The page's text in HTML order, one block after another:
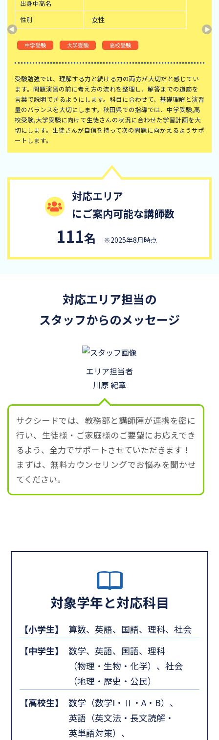
出身中高名
性別
女性
中学受験 大学受験 高校受験
受験勉強では、理解する力と続ける力の両方が大切だと感じてい
ます。問題演習の前に考え方の流れを整理し、解答までの道筋を
言葉で説明できるようにします。科目に合わせて、基礎理解と演習
量のバランスを大切にします。秋田県での指導では、中学受験,高
校受験,大学受験に向けて生徒さんの状況に合わせた学習計画を大
切にします。生徒さんが自信を持って次の問題に向かえるようサポ
ートします。
対応エリア
にご案内可能な講師数
111名 ※2025年8月時点
対応エリア担当の
スタッフからのメッセージ
エリア担当者
川原 紀章
サクシードでは、教務部と講師陣が連携を密に
行い、生徒様・ご家庭様のご要望にお応えでき
るよう、全力でサポートさせていただきます！
まずは、無料カウンセリングでお悩みを聞かせ
てください。
対象学年と対応科目
【小学生】
算数、英語、国語、理科、社会
【中学生】
数学、英語、国語、理科
（物理・生物・化学）、社会
（地理・歴史・公民）
【高校生】
数学（数学I・Ⅱ・A・B）、
英語（英文法・長文読解・
英単語対策）、